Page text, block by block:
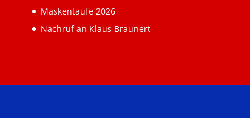
Maskentaufe 2026
Nachruf an Klaus Braunert